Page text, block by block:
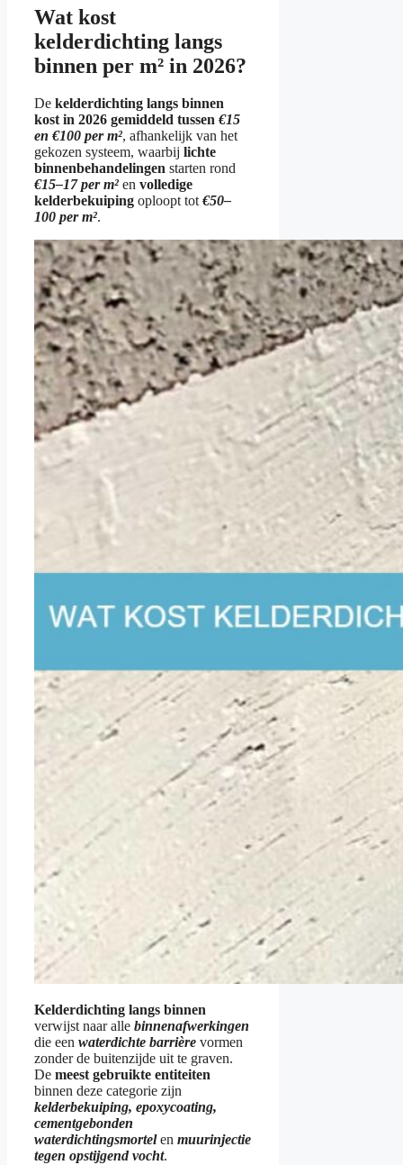
Wat kost
kelderdichting langs
binnen per m² in 2026?
De kelderdichting langs binnen
kost in 2026 gemiddeld tussen €15
en €100 per m², afhankelijk van het
gekozen systeem, waarbij lichte
binnenbehandelingen starten rond
€15–17 per m² en volledige
kelderbekuiping oploopt tot€50–
100 per m².
Kelderdichting langs binnen
verwijst naar alle binnenafwerkingen
die een waterdichte barrière vormen
zonder de buitenzijde uit te graven.
De meest gebruikte entiteiten
binnen deze categorie zijn
kelderbekuiping, epoxycoating,
cementgebonden
waterdichtingsmortelen muurinjectie
tegen opstijgend vocht.